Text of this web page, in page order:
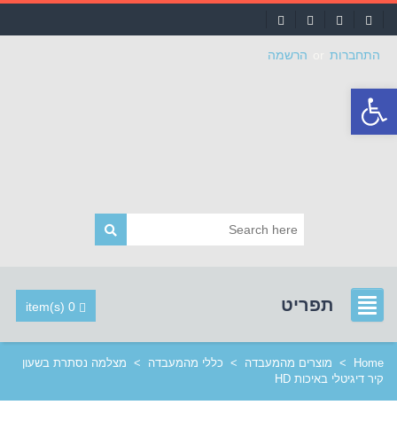
התחברות הרשמה
תפריט 0 item(s)
Home
> מוצרים מהמעבדה > כללי מהמעבדה > מצלמה נסתרת בשעון
קיר דיגיטלי באיכות HD
סרגל
נגישות